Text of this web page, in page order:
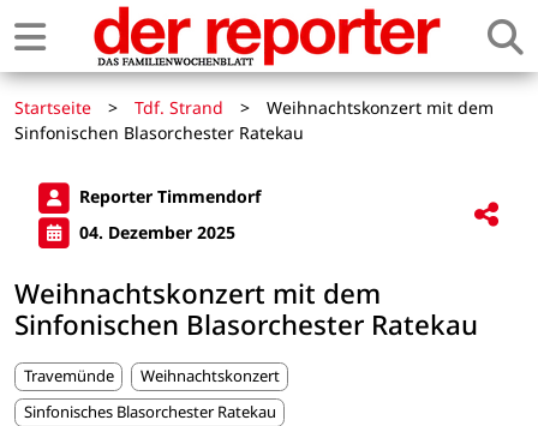
Startseite > Tdf. Strand >
Weihnachtskonzert mit dem
Sinfonischen Blasorchester Ratekau
Reporter Timmendorf
04. Dezember 2025
Weihnachtskonzert mit dem
Sinfonischen Blasorchester Ratekau
Travemünde
Weihnachtskonzert
Sinfonisches Blasorchester Ratekau